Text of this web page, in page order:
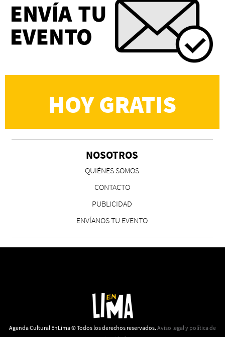
Eva Valero Juan: "Una mirada que construía un
universo donde lo único verdaderamente
importante eran los amigos y la literatura"
Martín Carrasco
CS, de José María Salazar
Invitadxs EnLima
Reseña: Lienzos de Solobones
Marco Yanayaco ...
HOY GRATIS
NOSOTROS
QUIÉNES SOMOS
CONTACTO
PUBLICIDAD
ENVÍANOS TU EVENTO
Agenda Cultural EnLima © Todos los derechos reservados. Aviso legal y política de